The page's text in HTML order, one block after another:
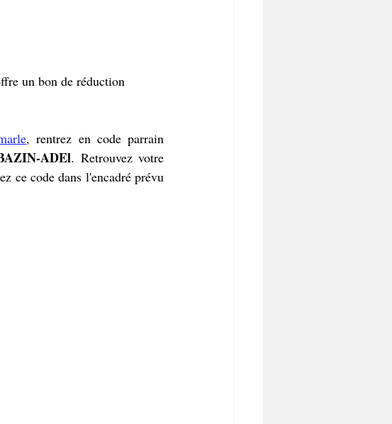
un bon de réduction
ADEl. Retrouvez votre
ce code dans l'encadré prévu